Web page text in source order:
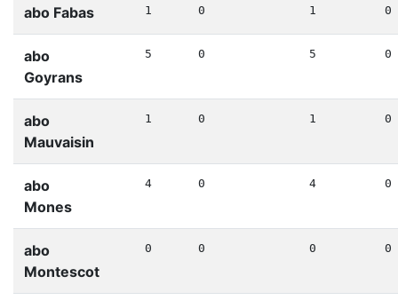
abo Fabas 1 0 1 0
abo
Goyrans
5 0 5 0
abo
Mauvaisin
1 0 1 0
abo
Mones
4 0 4 0
abo
Montescot
0 0 0 0